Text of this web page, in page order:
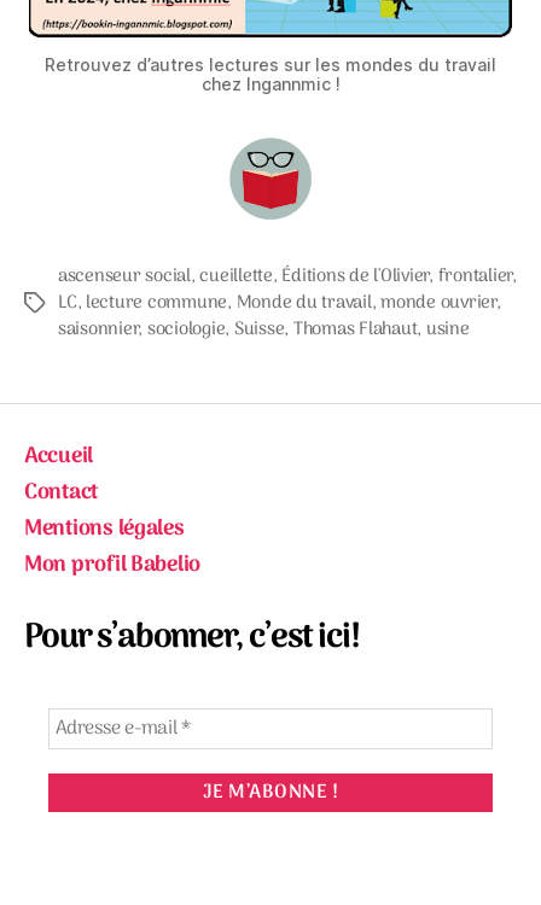
Retrouvez d’autres lectures sur les mondes du travail
chez Ingannmic !
Étiquettes
ascenseur social,cueillette, Éditions de l'Olivier, frontalier,
LC, lecture commune, Monde du travail,monde ouvrier,
saisonnier, sociologie, Suisse, Thomas Flahaut, usine
Accueil
Contact
Mentions légales
Mon profil Babelio
Pour s’abonner, c’est ici!